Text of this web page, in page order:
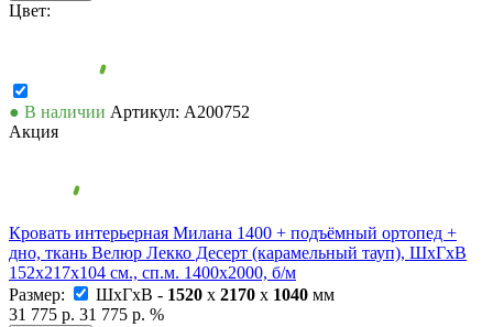
Цвет:
● В наличии Артикул: А200752
Акция
Кровать интерьерная Милана 1400 + подъёмный ортопед +
дно, ткань Велюр Лекко Десерт (карамельный тауп), ШхГхВ
152х217х104 см., сп.м. 1400х2000, б/м
Размер:
ШxГxВ - 1520 x 2170 x 1040 мм
31 775 р. 31 775 р. %